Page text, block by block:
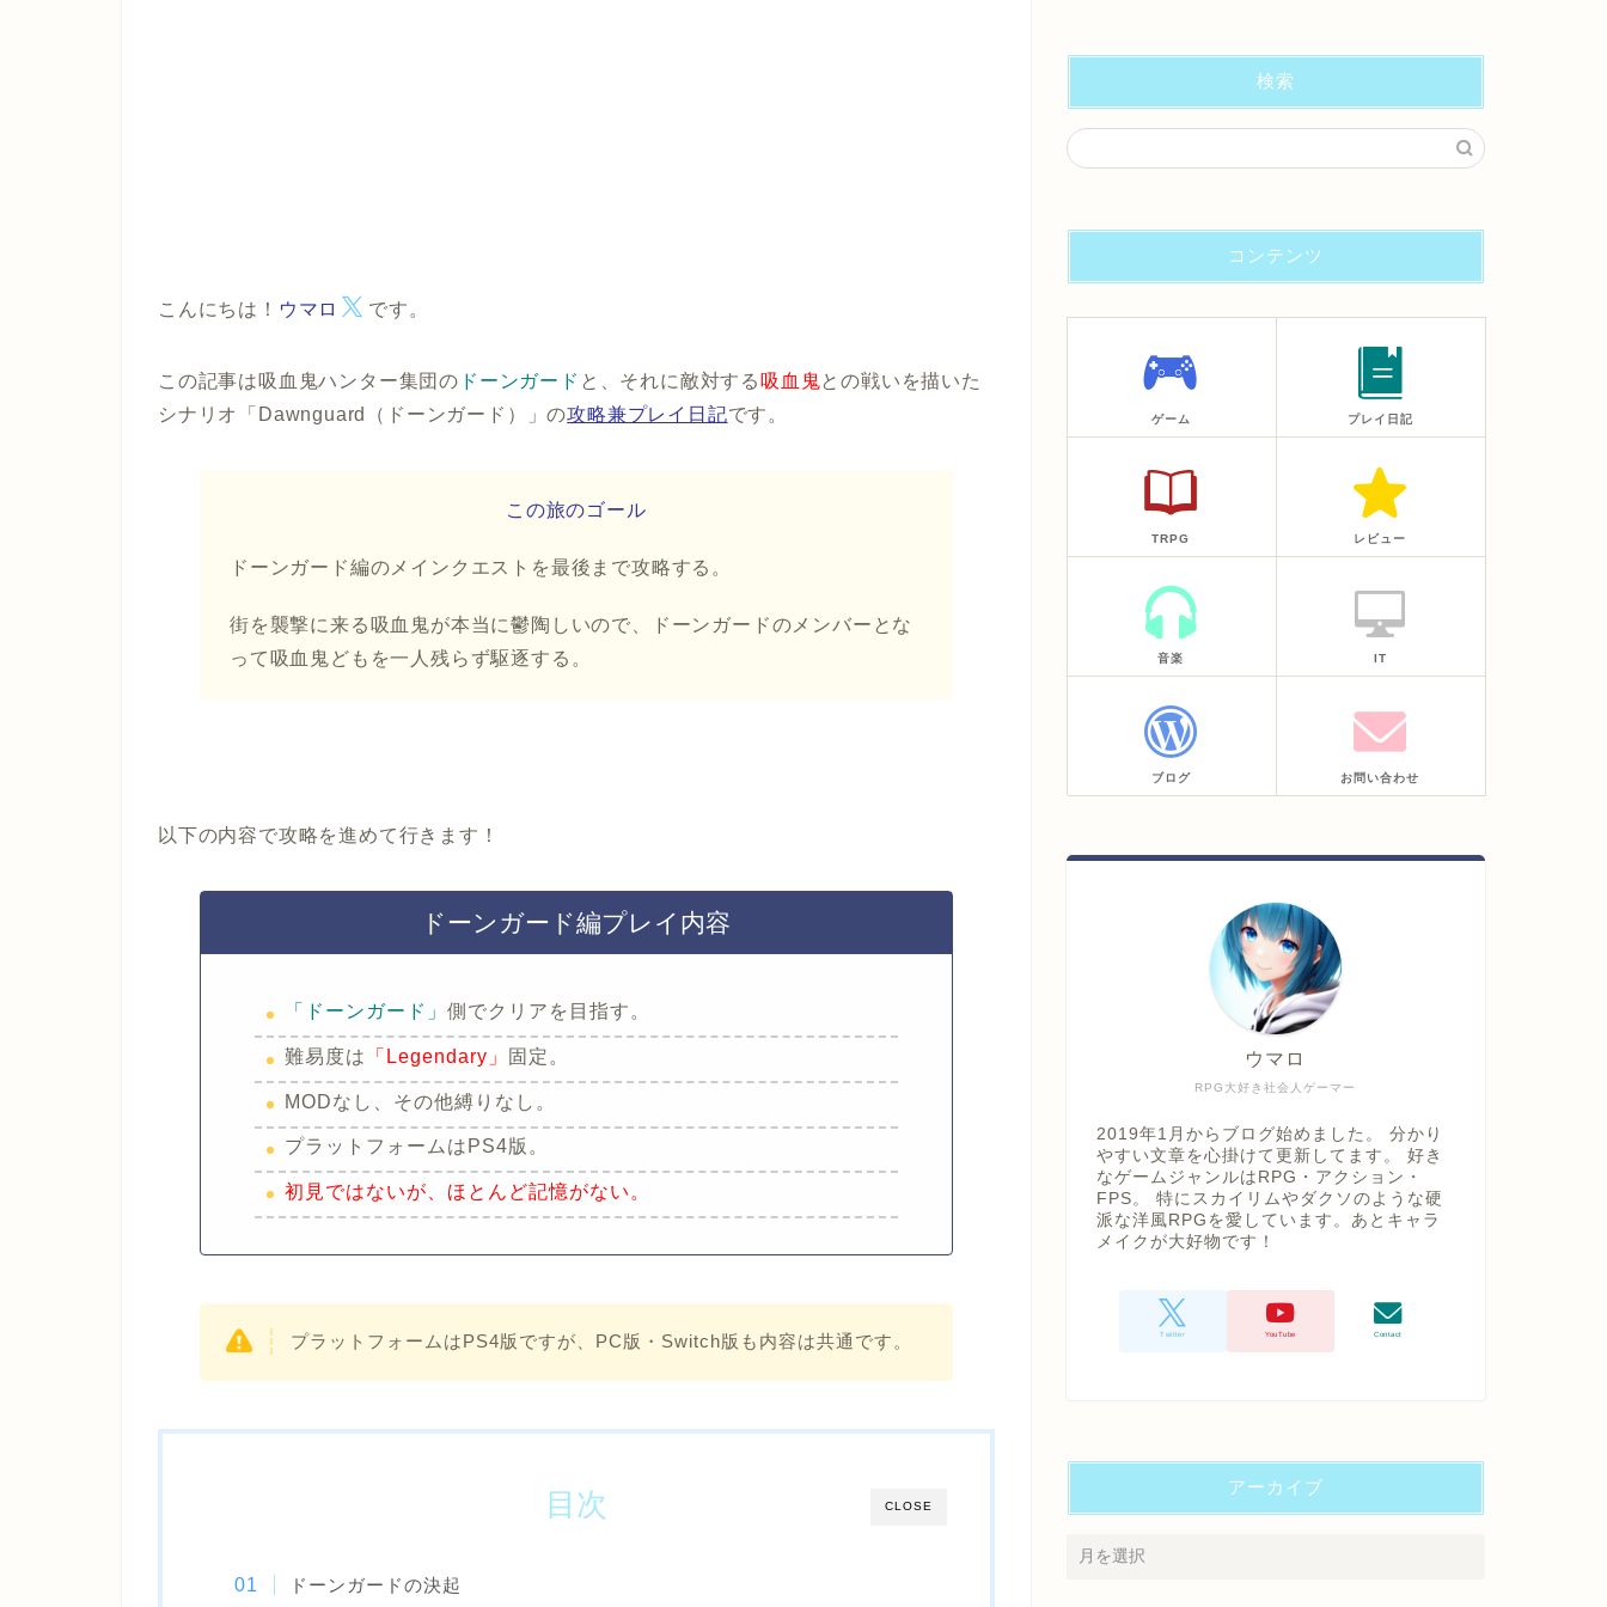
こんにちは！ ウマロ です。
この記事は吸血鬼ハンター集団の ドーンガード と、それに敵対する吸血鬼との戦いを描いた
シナリオ
「Dawnguard（ドーンガード）」の攻略兼プレイ日記です。
この旅のゴール
ドーンガード編のメインクエストを最後まで攻略する。
街を襲撃に来る吸血鬼が本当に鬱陶しいので、ドーンガードのメンバーとな
って吸血鬼どもを一人残らず駆逐する。
以下の内容で攻略を進めて行きます！
ドーンガード編プレイ内容
「ドーンガード」 側でクリアを目指す。
難易度は 「Legendary」 固定。
MODなし、その他縛りなし。
プラットフォームはPS4版。
初見ではないが、ほとんど記憶がない。
プラットフォームはPS4版ですが、PC版・Switch版も内容は共通です。
CLOSE
目次
ドーンガードの決起
検索
コンテンツ
ゲーム プレイ日記
TRPG レビュー
音楽 IT
ブログ お問い合わせ
RPG大好き社会人ゲーマー
ウマロ
2019年1月からブログ始めました。 分かり
やすい文章を心掛けて更新してます。 好き
なゲームジャンルはRPG・アクション・
FPS。 特にスカイリムやダクソのような硬
派な洋風RPGを愛しています。あとキャラ
メイクが大好物です！
アーカイブ